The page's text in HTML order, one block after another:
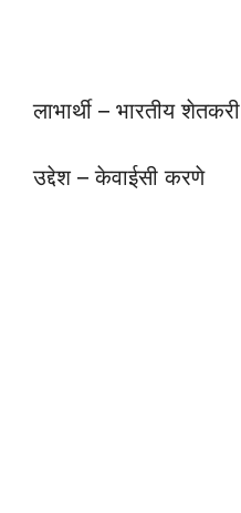
लाभार्थी – भारतीय शेतकरी
उद्देश – केवाईसी करणे